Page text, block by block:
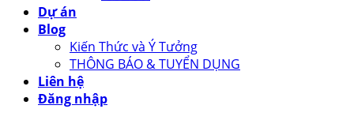
Dự án
Blog
Kiến Thức và Ý Tưởng
THÔNG BÁO & TUYỂN DỤNG
Liên hệ
Đăng nhập